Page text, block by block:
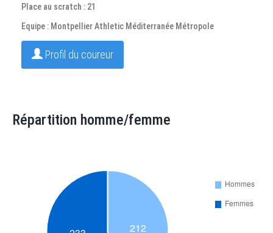
Place au scratch : 21
Equipe : Montpellier Athletic Méditerranée Métropole
Profil du coureur
Répartition homme/femme